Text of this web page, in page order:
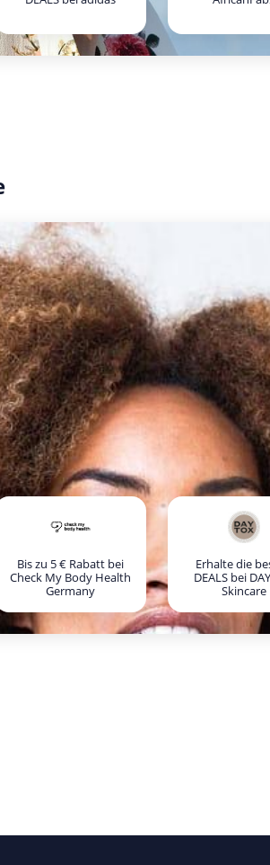
Bis zu 5 € Rabatt bei
Check My Body Health
Germany
Erhalte die
DEALS bei
Skincare